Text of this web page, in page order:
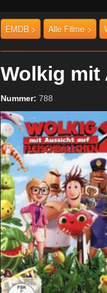
EMDB > Alle Filme >
Wolkig
Nummer: 788